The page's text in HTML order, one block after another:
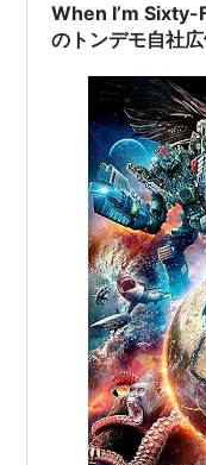
When I’m
のトンデモ自社